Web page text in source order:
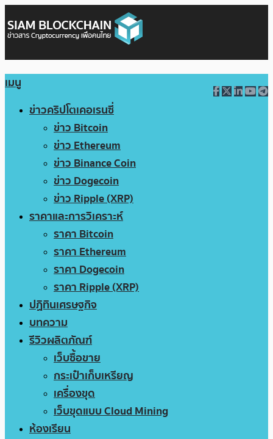
เมนู
ข่าวคริปโตเคอเรนซี่
ข่าว Bitcoin
ข่าว Ethereum
ข่าว Binance Coin
ข่าว Dogecoin
ข่าว Ripple (XRP)
ราคาและการวิเคราะห์
ราคา Bitcoin
ราคา Ethereum
ราคา Dogecoin
ราคา Ripple (XRP)
ปฏิทินเศรษฐกิจ
บทความ
รีวิวผลิตภัณฑ์
เว็บซื้อขาย
กระเป๋าเก็บเหรียญ
เครื่องขุด
เว็บขุดแบบ Cloud Mining
ห้องเรียน